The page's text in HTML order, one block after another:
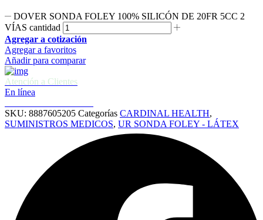
DOVER SONDA FOLEY 100% SILICÓN DE 20FR 5CC 2
VÍAS cantidad
Agregar a cotización
Agregar a favoritos
Añadir para comparar
Atención a Clientes
En línea
SKU: 8887605205 Categorías CARDINAL HEALTH,
SUMINISTROS MEDICOS, UR SONDA FOLEY - LÁTEX